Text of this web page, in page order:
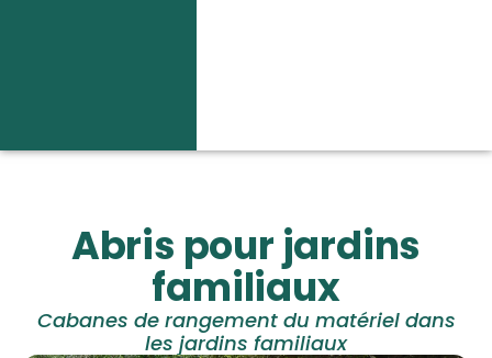
Abris pour jardins
familiaux
Cabanes de rangement du matériel dans
les jardins familiaux